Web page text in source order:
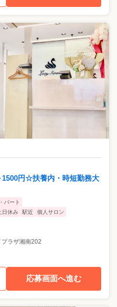
1500円☆扶養内・時短勤務大
パート
日休み 駅近 個人サロン
ラザ湘南202
応募画面へ進む